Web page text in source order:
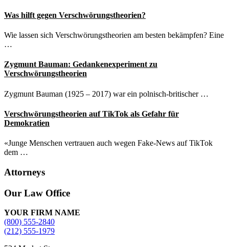
Was hilft gegen Verschwörungstheorien?
Wie lassen sich Verschwörungstheorien am besten bekämpfen? Eine
…
Zygmunt Bauman: Gedankenexperiment zu
Verschwörungstheorien
Zygmunt Bauman (1925 – 2017) war ein polnisch-britischer …
Verschwörungstheorien auf TikTok als Gefahr für
Demokratien
«Junge Menschen vertrauen auch wegen Fake-News auf TikTok
dem …
Attorneys
Site
Footer
Our Law Office
YOUR FIRM NAME
(800) 555-2840
(212) 555-1979